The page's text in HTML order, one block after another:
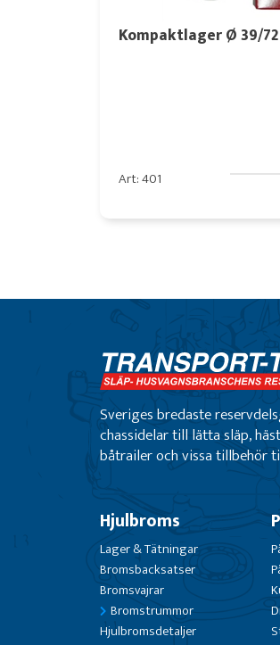
Kompaktlager Ø 39/72
Art: 401
Sveriges bredaste
chassidelar till lätta släp,
båtrailer och vissa tillbehör
Hjulbroms
Lager & Tätningar
Bromsbacksatser
Bromsvajrar
Bromstrummor
Hjulbromsdetaljer